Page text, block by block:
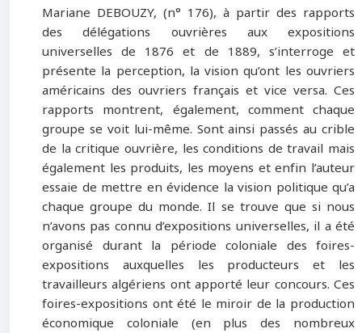
Mariane DEBOUZY, (n° 176), à partir des rapports
des délégations ouvrières aux expositions
universelles de 1876 et de 1889, s’interroge et
présente la perception, la vision qu’ont les ouvriers
américains des ouvriers français et vice versa. Ces
rapports montrent, également, comment chaque
groupe se voit lui-même. Sont ainsi passés au crible
de la critique ouvrière, les conditions de travail mais
également les produits, les moyens et enfin l’auteur
essaie de mettre en évidence la vision politique qu’a
chaque groupe du monde. Il se trouve que si nous
n’avons pas connu d’expositions universelles, il a été
organisé durant la période coloniale des foires-
expositions auxquelles les producteurs et les
travailleurs algériens ont apporté leur concours. Ces
foires-expositions ont été le miroir de la production
économique coloniale (en plus des nombreux